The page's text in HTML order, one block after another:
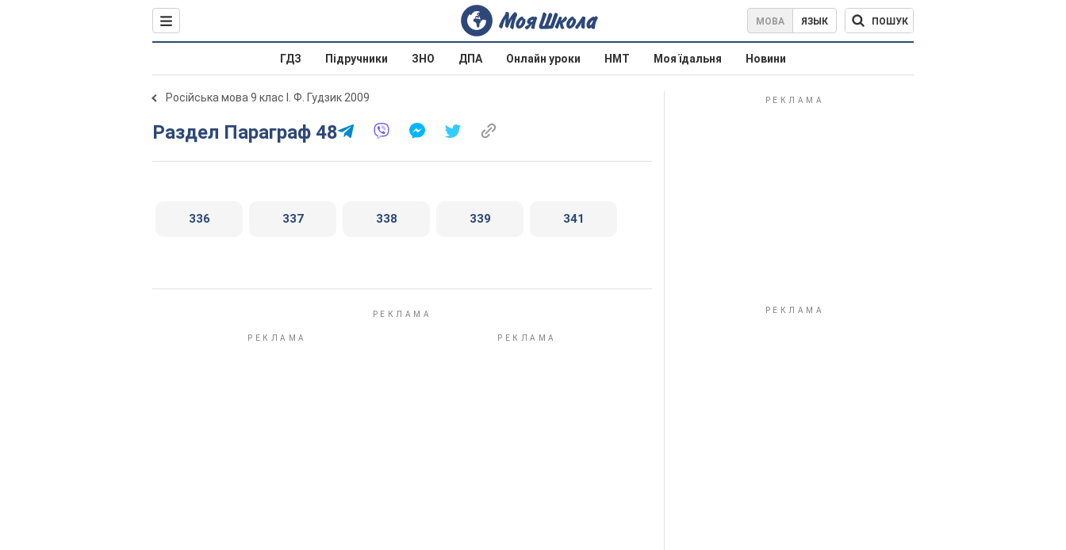
МОВА ЯЗЫК ПОШУК
ГДЗ Підручники ЗНО ДПА Онлайн уроки НМТ Моя їдальня Новини
Російська мова 9 клас І. Ф. Гудзик 2009
Раздел Параграф 48
336 337 338 339 341